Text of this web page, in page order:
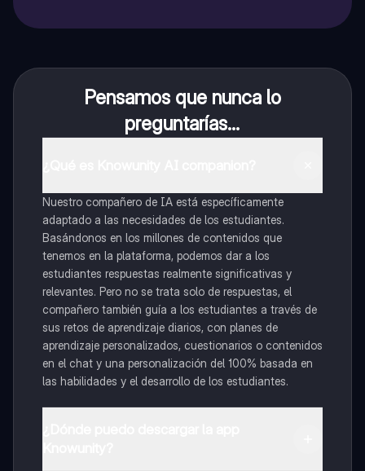
Pensamos que nunca lo
preguntarías...
Nuestro compañero de IA está específicamente
adaptado a las necesidades de los estudiantes.
Basándonos en los millones de contenidos que
tenemos en la plataforma, podemos dar a los
estudiantes respuestas realmente significativas y
relevantes. Pero no se trata solo de respuestas, el
compañero también guía a los estudiantes a través de
sus retos de aprendizaje diarios, con planes de
aprendizaje personalizados, cuestionarios o contenidos
en el chat y una personalización del 100% basada en
las habilidades y el desarrollo de los estudiantes.